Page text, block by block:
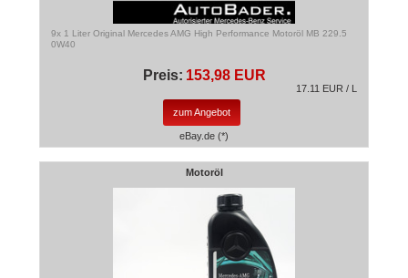
9x 1 Liter Original Mercedes AMG High Performance Motoröl MB 229.5
0W40
Preis: 153,98 EUR
17.11 EUR / L
zum Angebot
eBay.de (*)
Motoröl